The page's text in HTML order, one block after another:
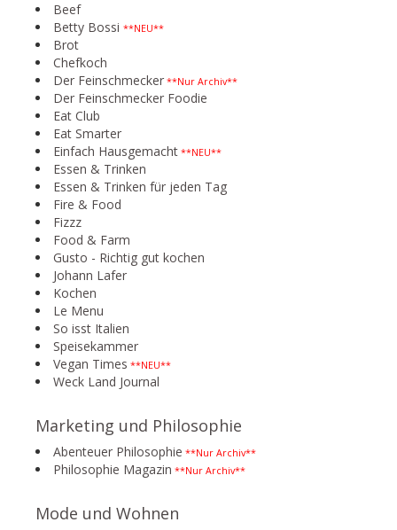
Beef
Betty Bossi **NEU**
Brot
Chefkoch
Der Feinschmecker **Nur Archiv**
Der Feinschmecker Foodie
Eat Club
Eat Smarter
Einfach Hausgemacht **NEU**
Essen & Trinken
Essen & Trinken für jeden Tag
Fire & Food
Fizzz
Food & Farm
Gusto - Richtig gut kochen
Johann Lafer
Kochen
Le Menu
So isst Italien
Speisekammer
Vegan Times **NEU**
Weck Land Journal
Marketing und Philosophie
Abenteuer Philosophie **Nur Archiv**
Philosophie Magazin **Nur Archiv**
Mode und Wohnen